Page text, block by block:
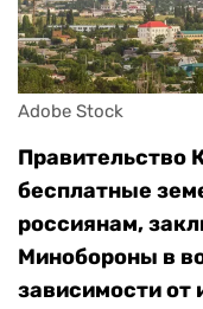
Adobe Stock
Правительство
бесплатные
россиянам,
Минобороны в
зависимости от